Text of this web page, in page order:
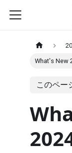
What's New
このペー